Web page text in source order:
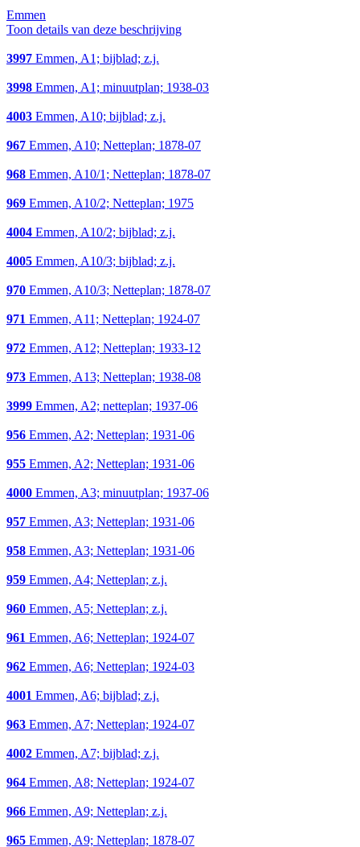
Emmen
Toon details van deze beschrijving
3997 Emmen, A1; bijblad; z.j.
3998 Emmen, A1; minuutplan; 1938-03
4003 Emmen, A10; bijblad; z.j.
967 Emmen, A10; Netteplan; 1878-07
968 Emmen, A10/1; Netteplan; 1878-07
969 Emmen, A10/2; Netteplan; 1975
4004 Emmen, A10/2; bijblad; z.j.
4005 Emmen, A10/3; bijblad; z.j.
970 Emmen, A10/3; Netteplan; 1878-07
971 Emmen, A11; Netteplan; 1924-07
972 Emmen, A12; Netteplan; 1933-12
973 Emmen, A13; Netteplan; 1938-08
3999 Emmen, A2; netteplan; 1937-06
956 Emmen, A2; Netteplan; 1931-06
955 Emmen, A2; Netteplan; 1931-06
4000 Emmen, A3; minuutplan; 1937-06
957 Emmen, A3; Netteplan; 1931-06
958 Emmen, A3; Netteplan; 1931-06
959 Emmen, A4; Netteplan; z.j.
960 Emmen, A5; Netteplan; z.j.
961 Emmen, A6; Netteplan; 1924-07
962 Emmen, A6; Netteplan; 1924-03
4001 Emmen, A6; bijblad; z.j.
963 Emmen, A7; Netteplan; 1924-07
4002 Emmen, A7; bijblad; z.j.
964 Emmen, A8; Netteplan; 1924-07
966 Emmen, A9; Netteplan; z.j.
965 Emmen, A9; Netteplan; 1878-07